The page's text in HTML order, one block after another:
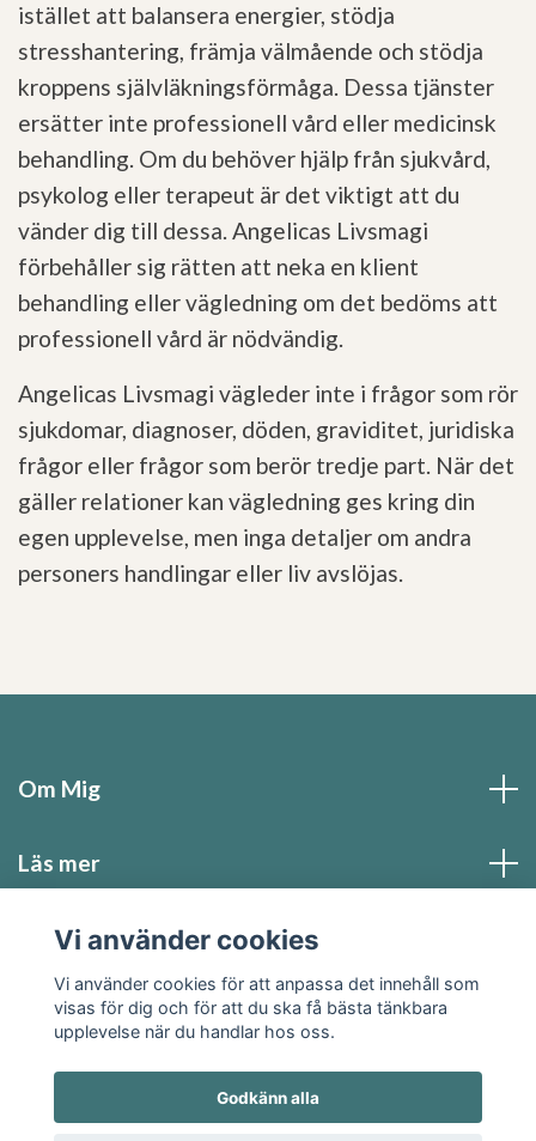
istället att balansera energier, stödja
stresshantering, främja välmående och stödja
kroppens självläkningsförmåga. Dessa tjänster
ersätter inte professionell vård eller medicinsk
behandling. Om du behöver hjälp från sjukvård,
psykolog eller terapeut är det viktigt att du
vänder dig till dessa. Angelicas Livsmagi
förbehåller sig rätten att neka en klient
behandling eller vägledning om det bedöms att
professionell vård är nödvändig.
Angelicas Livsmagi vägleder inte i frågor som rör
sjukdomar, diagnoser, döden, graviditet, juridiska
frågor eller frågor som berör tredje part. När det
gäller relationer kan vägledning ges kring din
egen upplevelse, men inga detaljer om andra
personers handlingar eller liv avslöjas.
Om Mig
Läs mer
Sociala medier
Vi använder cookies
Vi använder cookies för att anpassa det innehåll som
visas för dig och för att du ska få bästa tänkbara
upplevelse när du handlar hos oss.
Godkänn alla